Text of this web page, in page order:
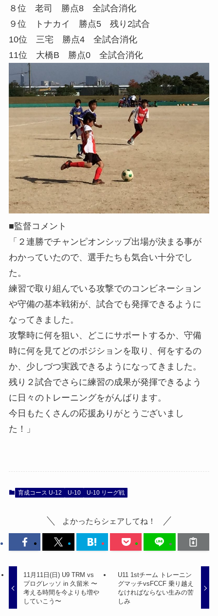
８位 老司 勝点8 全試合消化
９位 トナカイ 勝点5 残り2試合
10位 三宅 勝点4 全試合消化
11位 大橋B 勝点0 全試合消化
■監督コメント
「２連勝でチャンピオンシップ出場が決まる事が
わかっていたので、選手たちも気合い十分でし
た。
練習で取り組んでいる攻撃でのコンビネーション
や守備の基本戦術が、試合でも発揮できるように
なってきました。
攻撃時に何を狙い、どこにサポートするか、守備
時に何を見てどのポジションを取り、何をするの
か、少しづつ実践できるようになってきました。
残り２試合でさらに練習の成果が発揮できるよう
に日々のトレーニングをがんばります。
今日もたくさんの応援ありがとうございまし
た！」
育成コース U-12 U-10 U-10 リーグ戦
よかったらシェアしてね！
11月11日(日) U9 TRM vs
プログレッソ in 久留米 〜
考える時間を今よりも増や
していこう〜
U11 1stチーム トレーニン
グマッチvsFCCF 乗り越え
なければならない生みの苦
しみ